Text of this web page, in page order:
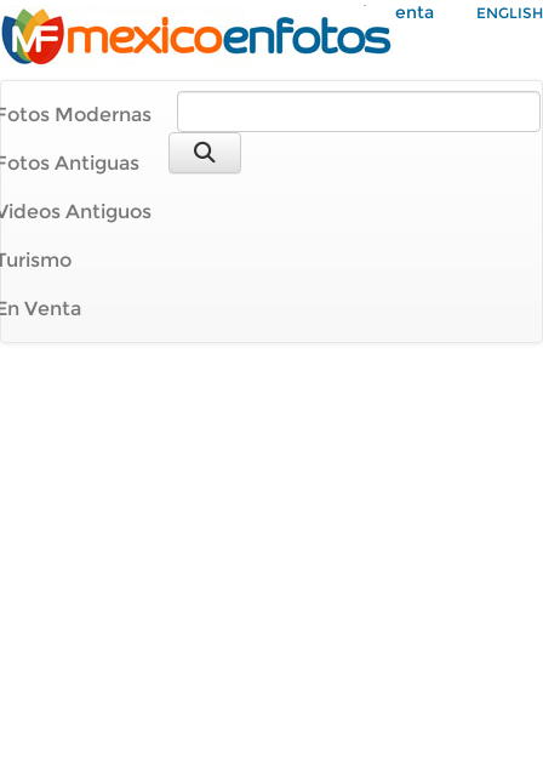
Mi Cuenta ENGLISH
Modernas
Antiguas
Antiguos
Venta